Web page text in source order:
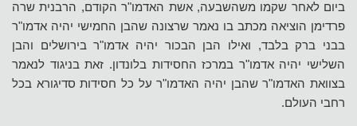
ביום לאחר שקמו משהשבעה, אשת האדמו"ר הקודם, הרבנית שרה
פרדימן הוציאה מכתב בו נאמר שרצונה שהבן החמישי יהיה אדמו"ר
בבני ברק בלבד, ואילו הבן הבכור יהיה אדמו"ר בירושלים והבן
השלישי יהיה אדמו"ר במרכז החסידות בלונדון. זאת בניגוד לנאמר
בצוואת האדמו"ר שהבן יהיה האדמו"ר על כל חסידות סדיגורא בכל
רחבי העולם.